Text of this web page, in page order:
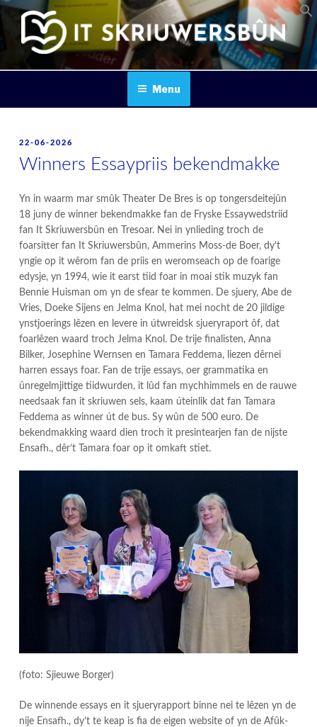
Skip
content
IT SKRIUWERSBOUN
Menu
POSTED
22-06-2026
Winners Essaypriis bekendmakke
Yn in waarm mar smûk Theater De Bres is op tongersdeitejûn
18 juny de winner bekendmakke fan de Fryske Essaywedstriid
fan It Skriuwersbûn en Tresoar. Nei in ynlieding troch de
foarsitter fan It Skriuwersbûn, Ammerins Moss-de Boer, dy’t
yngie op it wêrom fan de priis en weromseach op de foarige
edysje, yn 1994, wie it earst tiid foar in moai stik muzyk fan
Bennie Huisman om yn de sfear te kommen. De sjuery, Abe de
Vries, Doeke Sijens en Jelma Knol, hat mei nocht de 20 jildige
ynstjoerings lêzen en levere in útwreidsk sjueryraport ôf, dat
foarlêzen waard troch Jelma Knol. De trije finalisten, Anna
Bilker, Josephine Wernsen en Tamara Feddema, liezen dêrnei
harren essays foar. Fan de trije essays, oer grammatika en
ûnregelmjittige tiidwurden, it lûd fan mychhimmels en de rauwe
needsaak fan it skriuwen sels, kaam úteinlik dat fan Tamara
Feddema as winner út de bus. Sy wûn de 500 euro. De
bekendmakking waard dien troch it presintearjen fan de nijste
Ensafh., dêr’t Tamara foar op it omkaft stiet.
(foto: Sjieuwe Borger)
De winnende essays en it sjueryrapport binne nei te lêzen yn de
nije Ensafh., dy’t te keap is fia de eigen website of yn de Afûk-